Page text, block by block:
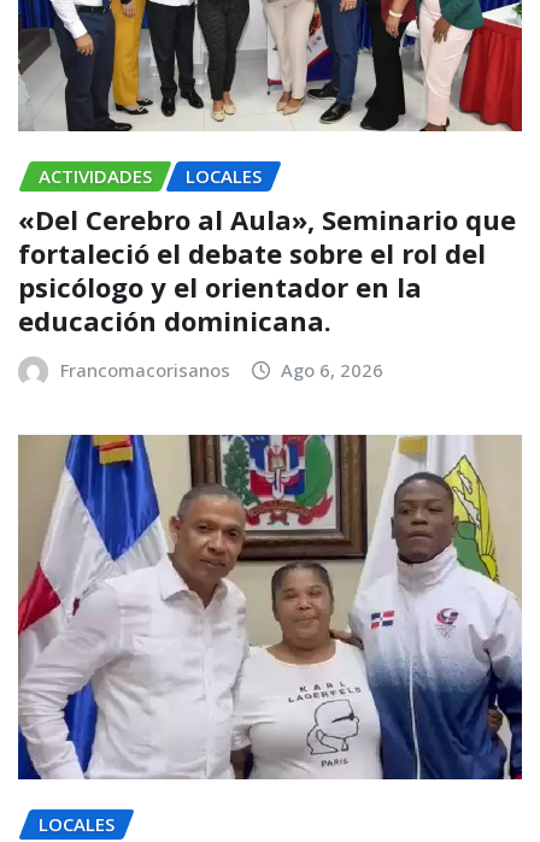
ACTIVIDADES LOCALES
«Del Cerebro al Aula», Seminario que
fortaleció el debate sobre el rol del
psicólogo y el orientador en la
educación dominicana.
Francomacorisanos Ago 6, 2026
LOCALES